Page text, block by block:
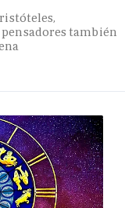
también